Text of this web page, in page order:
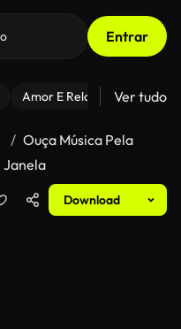
Entrar
Amor E Relacionamentos
Ver tudo
Ouça Música Pela
Janela
Download